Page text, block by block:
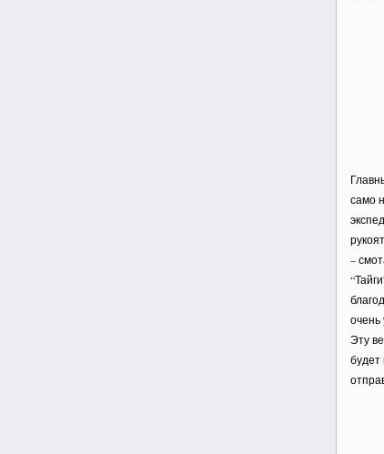
само
–
очень
Эту
будет